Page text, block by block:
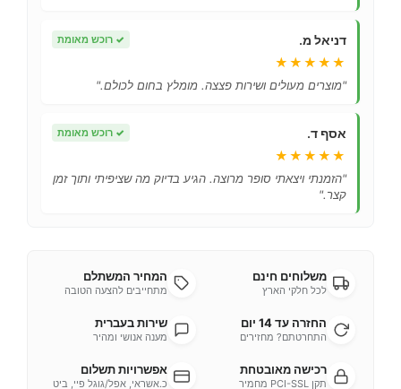
דניאל מ. ✓ רוכש מאומת
★★★★★
"מוצרים מעולים ושירות פצצה. מומלץ בחום לכולם."
אסף ד. ✓ רוכש מאומת
★★★★★
"הזמנתי ויצאתי סופר מרוצה. הגיע בדיוק מה שציפיתי ותוך זמן
קצר."
משלוחים חינם
לכל חלקי הארץ
המחיר המשתלם
מתחייבים להצעה הטובה
החזרה עד 14 יום
התחרטתם? מחזירים
שירות בעברית
מענה אנושי ומהיר
רכישה מאובטחת
תקן PCI-SSL מחמיר
אפשרויות תשלום
כ.אשראי, אפל/גוגל פיי, ביט